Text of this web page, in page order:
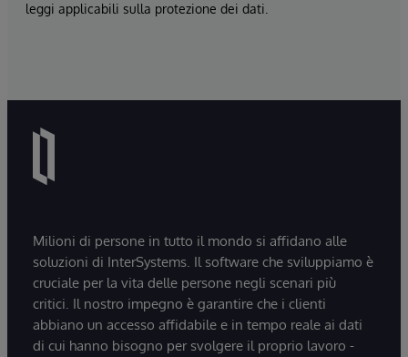
leggi applicabili sulla protezione dei dati.
Milioni di persone in tutto il mondo si affidano alle
soluzioni di InterSystems. Il software che sviluppiamo è
cruciale per la vita delle persone negli scenari più
critici. Il nostro impegno è garantire che i clienti
abbiano un accesso affidabile e in tempo reale ai dati
di cui hanno bisogno per svolgere il proprio lavoro -